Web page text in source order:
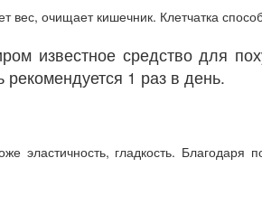
очищает кишечник. Клетчатка
известное средство для
1 раз в день.
эластичность, гладкость. Благодаря